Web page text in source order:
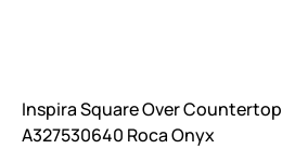
Inspira Square Over
A327530640 Roca Onyx